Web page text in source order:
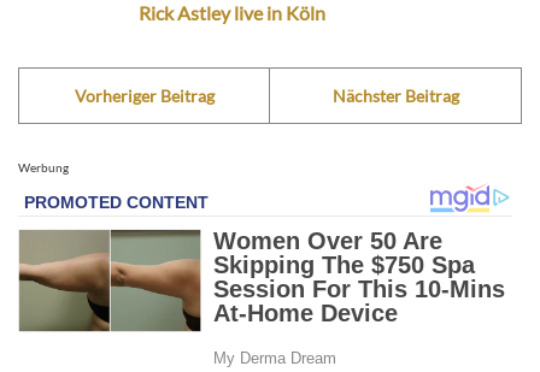
Rick Astley live in Köln
Vorheriger Beitrag Nächster Beitrag
Werbung